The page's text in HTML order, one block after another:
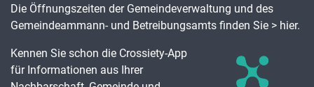
Die Öffnungszeiten der Gemeindeverwaltung und des
Gemeindeammann- und Betreibungsamts finden Sie > hier.
Kennen Sie schon die Crossiety-App
für Informationen aus Ihrer